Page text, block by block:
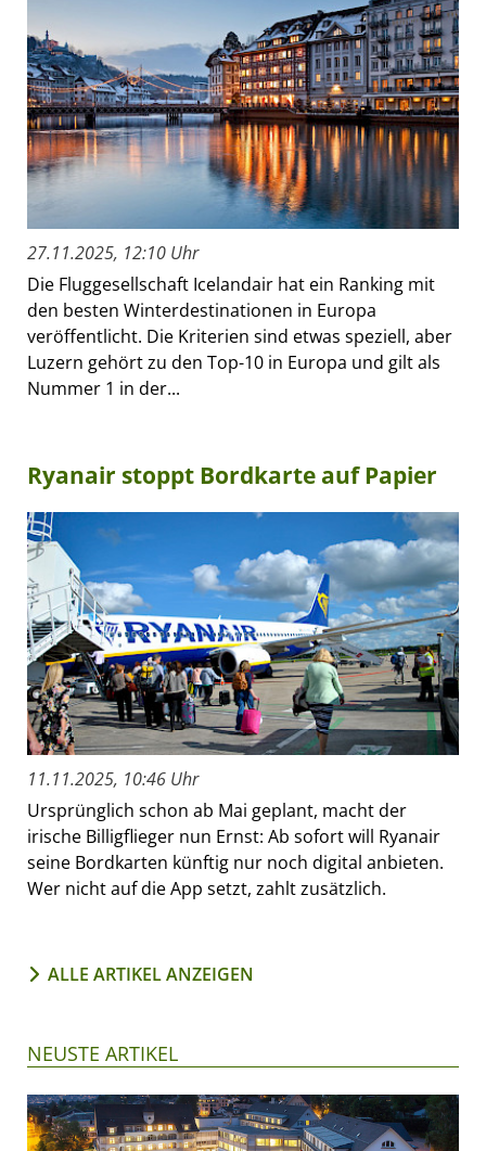
27.11.2025, 12:10 Uhr
Die Fluggesellschaft Icelandair hat ein Ranking mit
den besten Winterdestinationen in Europa
veröffentlicht. Die Kriterien sind etwas speziell, aber
Luzern gehört zu den Top-10 in Europa und gilt als
Nummer 1 in der...
Ryanair stoppt Bordkarte auf Papier
11.11.2025, 10:46 Uhr
Ursprünglich schon ab Mai geplant, macht der
irische Billigflieger nun Ernst: Ab sofort will Ryanair
seine Bordkarten künftig nur noch digital anbieten.
Wer nicht auf die App setzt, zahlt zusätzlich.
ALLE ARTIKEL ANZEIGEN
NEUSTE ARTIKEL